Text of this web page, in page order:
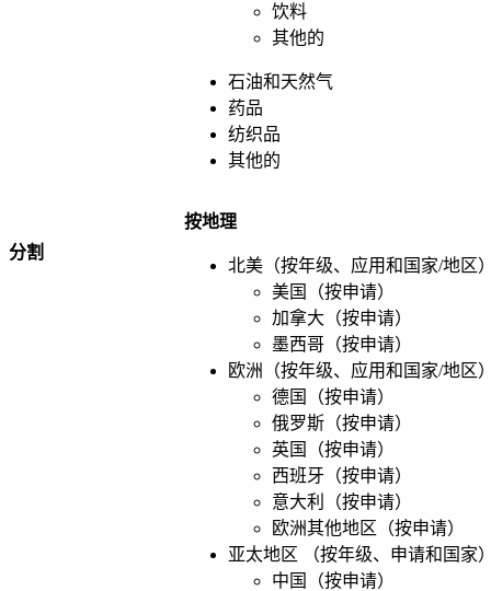
分割
饮料
其他的
石油和天然气
药品
纺织品
其他的
按地理
北美（按年级、应用和国家/地区
美国（按申请）
加拿大（按申请）
墨西哥（按申请）
欧洲（按年级、应用和国家/地区
德国（按申请）
俄罗斯（按申请）
英国（按申请）
西班牙（按申请）
意大利（按申请）
欧洲其他地区（按申请）
亚太地区
（按年级、申请和国家
中国（按申请）